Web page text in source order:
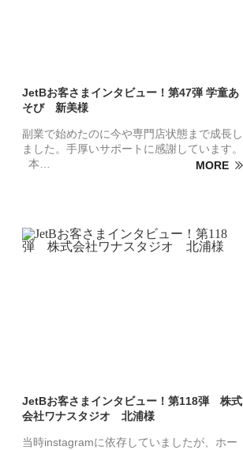
JetBお客さまインタビュー！第47弾 学童あ
そび 新美様
副業で始めたのに今や専門店状態まで成長し
ました。手厚いサポートに感謝しています。
本…
MORE
JetBお客さまインタビュー！第118弾 株式
会社ワナスタジオ 北浦様
当時instagramに依存していましたが、ホー